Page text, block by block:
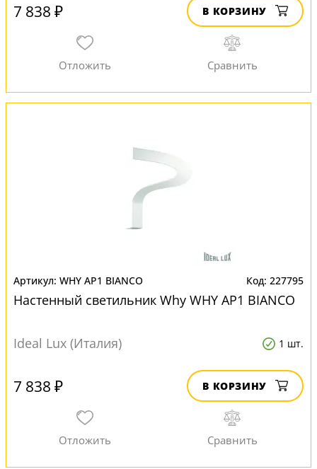
7 838 ₽ В КОРЗИНУ
WHY AP1 BIANCO 227795
Настенный светильник Why WHY AP1 BIANCO
Ideal Lux (Италия) 1 шт.
7 838 ₽ В КОРЗИНУ